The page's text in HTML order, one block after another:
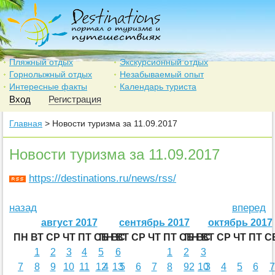
Пляжный отдых
Экскурсионный отдых
Горнолыжный отдых
Незабываемый опыт
Интересные факты
Календарь туриста
Вход Регистрация
Главная > Новости туризма за 11.09.2017
Новости туризма за 11.09.2017
https://destinations.ru/news/rss/
назад вперед
август 2017
ПН ВТ СР ЧТ ПТ СБ ВС
1
2 3 4 5
6
7
8 9 10 11 12
13
сентябрь 2017
ПН ВТ СР ЧТ ПТ СБ ВС
1
2
3
4
5 6 7 8 9
10
октябрь 2017
ПН ВТ СР ЧТ ПТ
2 3 4 5 6
7